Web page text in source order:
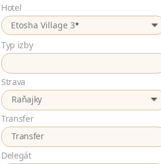
Hotel
Etosha Village 3*
Typ izby
Strava
Raňajky
Transfer
Transfer
Delegát